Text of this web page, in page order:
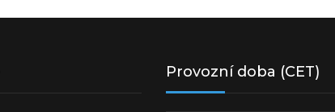
Provozní doba (CET)